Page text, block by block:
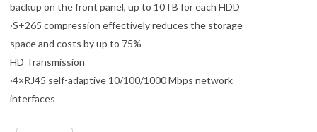
backup on the front panel, up to 10TB for each HDD
·S+265 compression effectively reduces the storage
space and costs by up to 75%
HD Transmission
·4×RJ45 self-adaptive 10/100/1000 Mbps network
interfaces